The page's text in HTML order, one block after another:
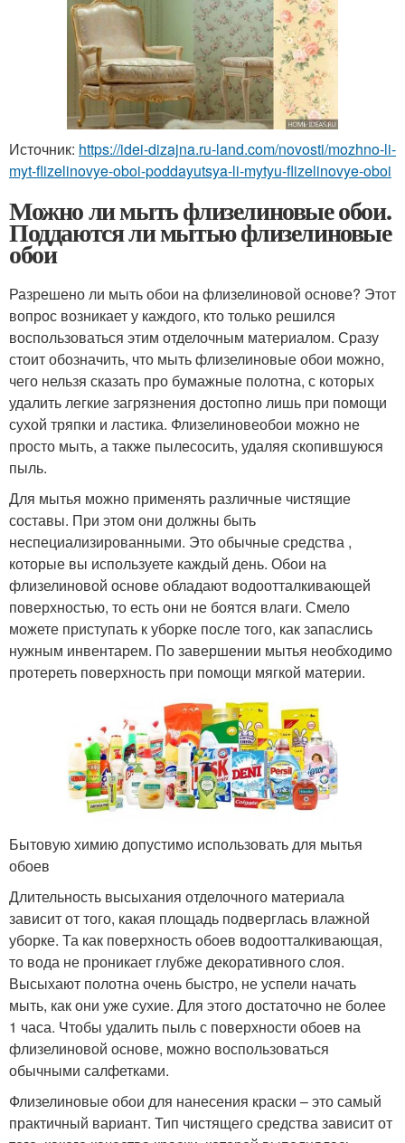
Источник: https://idei-dizajna.ru-land.com/novosti/mozhno-li-
myt-flizelinovye-oboi-poddayutsya-li-mytyu-flizelinovye-oboi
Можно ли мыть флизелиновые обои.
Поддаются ли мытью флизелиновые
обои
Разрешено ли мыть обои на флизелиновой основе? Этот
вопрос возникает у каждого, кто только решился
воспользоваться этим отделочным материалом. Сразу
стоит обозначить, что мыть флизелиновые обои можно,
чего нельзя сказать про бумажные полотна, с которых
удалить легкие загрязнения достопно лишь при помощи
сухой тряпки и ластика. Флизелиновеобои можно не
просто мыть, а также пылесосить, удаляя скопившуюся
пыль.
Для мытья можно применять различные чистящие
составы. При этом они должны быть
неспециализированными. Это обычные средства ,
которые вы используете каждый день. Обои на
флизелиновой основе обладают водоотталкивающей
поверхностью, то есть они не боятся влаги. Смело
можете приступать к уборке после того, как запаслись
нужным инвентарем. По завершении мытья необходимо
протереть поверхность при помощи мягкой материи.
Бытовую химию допустимо использовать для мытья
обоев
Длительность высыхания отделочного материала
зависит от того, какая площадь подверглась влажной
уборке. Та как поверхность обоев водоотталкивающая,
то вода не проникает глубже декоративного слоя.
Высыхают полотна очень быстро, не успели начать
мыть, как они уже сухие. Для этого достаточно не более
1 часа. Чтобы удалить пыль с поверхности обоев на
флизелиновой основе, можно воспользоваться
обычными салфетками.
Флизелиновые обои для нанесения краски – это самый
практичный вариант. Тип чистящего средства зависит от